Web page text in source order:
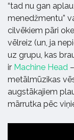
“tad nu gan
menedžmentu”
cilvēkiem pāri
vēlreiz (un, ja
uz grupu, kas
ir Machine Head
metālmūzikas
augstākajiem
mārrutka pēc